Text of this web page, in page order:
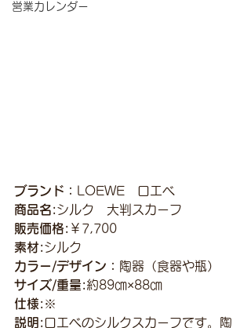
営業カレンダー
ブランド：
LOEWE　ロエベ
商品名:シルク　大判スカーフ
販売価格: ￥7,700
素材:シルク
カラー/デザイン： 陶器（食器や瓶）
サイズ/重量:約89㎝×88㎝
仕様: ※
説明:ロエベのシルクスカーフです。陶